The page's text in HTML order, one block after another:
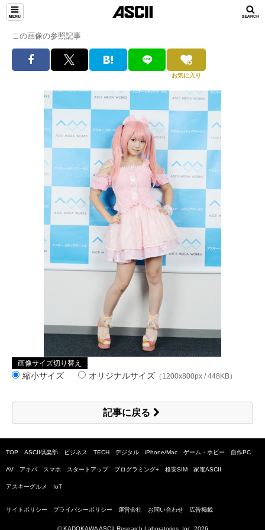
この画像の参照記事
お気に入り
画像サイズ切り替え
縮小サイズ オリジナルサイズ （1200x800px / 448KB）
記事に戻る
TOP ASCII倶楽部 ビジネス TECH デジタル iPhone/Mac ゲーム・ホビー 自作PC
AV アキバ スマホ スタートアップ プログラミング+ 格安SIM 家電ASCII
アスキーグルメ IoT
サイトポリシー プライバシーポリシー 運営会社 お問い合わせ 広告掲載
© KADOKAWA ASCII Research Laboratories, Inc. 2026